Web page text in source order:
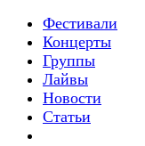
Фестивали
Концерты
Группы
Лайвы
Новости
Статьи